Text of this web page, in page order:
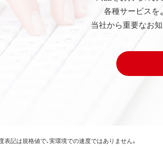
各種サービスを
当社から重要なお
記は規格値で、実環境での速度ではありません。